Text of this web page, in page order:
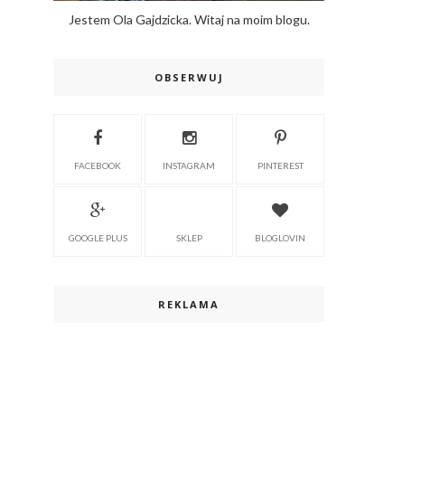
Jestem Ola Gajdzicka. Witaj na moim blogu.
OBSERWUJ
FACEBOOK INSTAGRAM PINTEREST
GOOGLE PLUS SKLEP BLOGLOVIN
REKLAMA